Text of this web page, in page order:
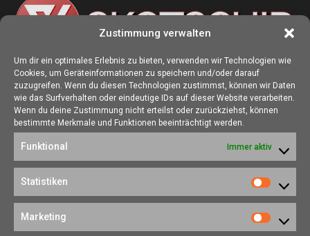
Zustimmung verwalten
Um dir ein optimales Erlebnis zu bieten, verwenden wir Technologien wie
Cookies, um Geräteinformationen zu speichern und/oder darauf
zuzugreifen. Wenn du diesen Technologien zustimmst, können wir Daten
wie das Surfverhalten oder eindeutige IDs auf dieser Website verarbeiten.
Wenn du deine Zustimmung nicht erteilst oder zurückziehst, können
bestimmte Merkmale und Funktionen beeinträchtigt werden.
Funktional Immer aktiv
Statistiken
Marketing
ÜBER UNS
Die Seite skotschir.de wurde im August 2017 zur gamescom
gegründet. Unser Ziel ist es, eine Heimat für alle Spieler:innen zu